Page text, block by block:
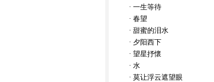
· 一生等待
· 春望
· 甜蜜的泪水
· 夕阳西下
· 望星抒懷
· 水
· 莫让浮云遮望眼